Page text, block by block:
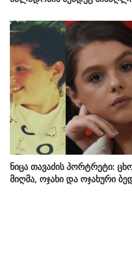
ნიცა თავაძის პორტრეტი:
მიღმა, ოჯახი და ოჯახური